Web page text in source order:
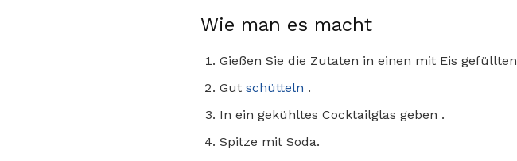
Wie man es macht
Gießen Sie die Zutaten in einen mit Eis gefüllten
Gut schütteln .
In ein gekühltes Cocktailglas geben .
Spitze mit Soda.